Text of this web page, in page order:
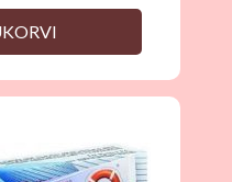
13.70€.